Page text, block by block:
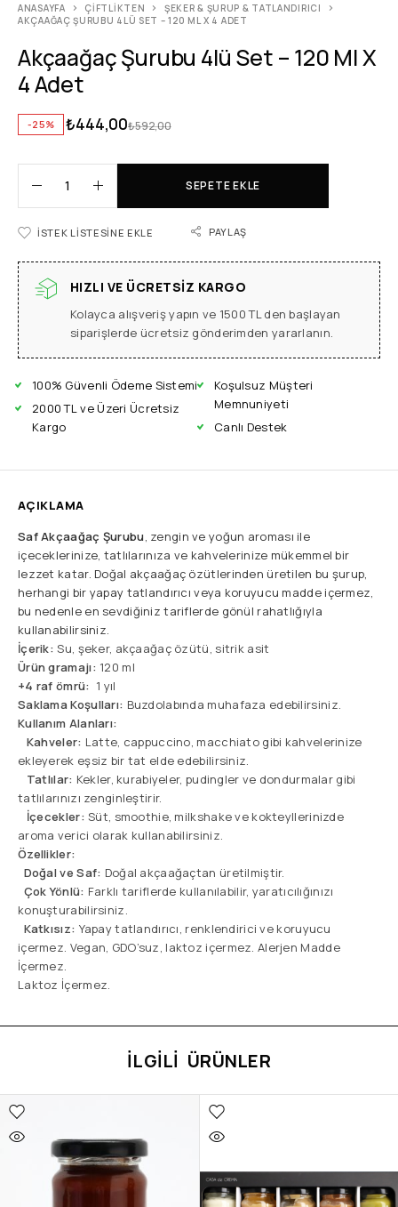
ANASAYFA ÇIFTLIKTEN
ŞEKER & ŞURUP & TATLANDIRICI
AKÇAAĞAÇ ŞURUBU 4LÜ SET – 120 ML X 4 ADET
Akçaağaç Şurubu 4lü Set – 120 Ml X
4 Adet
-25% ₺592,00
₺444,00
SEPETE EKLE
İSTEK LISTESINE EKLE PAYLAŞ
HIZLI VE ÜCRETSIZ KARGO
Kolayca alışveriş yapın ve 1500 TL den başlayan
siparişlerde ücretsiz gönderimden yararlanın.
100% Güvenli Ödeme Sistemi
2000 TL ve Üzeri Ücretsiz
Kargo
Koşulsuz Müşteri
Memnuniyeti
Canlı Destek
AÇIKLAMA
Saf Akçaağaç Şurubu, zengin ve yoğun aroması ile
içeceklerinize, tatlılarınıza ve kahvelerinize mükemmel bir
lezzet katar. Doğal akçaağaç özütlerinden üretilen bu şurup,
herhangi bir yapay tatlandırıcı veya koruyucu madde içermez,
bu nedenle en sevdiğiniz tariflerde gönül rahatlığıyla
kullanabilirsiniz.
İçerik:Su, şeker, akçaağaç özütü, sitrik asit
Ürün gramajı: 120 ml
+4 raf ömrü: 1 yıl
Saklama Koşulları: Buzdolabında muhafaza edebilirsiniz.
Kullanım Alanları:
Kahveler: Latte, cappuccino, macchiato gibi kahvelerinize
ekleyerek eşsiz bir tat elde edebilirsiniz.
Tatlılar: Kekler, kurabiyeler, pudingler ve dondurmalar gibi
tatlılarınızı zenginleştirir.
İçecekler: Süt, smoothie, milkshake ve kokteyllerinizde
aroma verici olarak kullanabilirsiniz.
Özellikler:
Doğal ve Saf: Doğal akçaağaçtan üretilmiştir.
Çok Yönlü: Farklı tariflerde kullanılabilir, yaratıcılığınızı
konuşturabilirsiniz.
Katkısız: Yapay tatlandırıcı, renklendirici ve koruyucu
içermez. Vegan, GDO’suz, laktoz içermez. Alerjen Madde
İçermez.
Laktoz İçermez.
İLGILI ÜRÜNLER